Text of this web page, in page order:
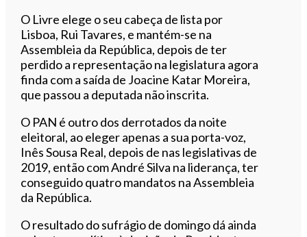
O Livre elege o seu cabeça de lista por
Lisboa, Rui Tavares, e mantém-se na
Assembleia da República, depois de ter
perdido a representação na legislatura agora
finda com a saída de Joacine Katar Moreira,
que passou a deputada não inscrita.
O PAN é outro dos derrotados da noite
eleitoral, ao eleger apenas a sua porta-voz,
Inês Sousa Real, depois de nas legislativas de
2019, então com André Silva na liderança, ter
conseguido quatro mandatos na Assembleia
da República.
O resultado do sufrágio de domingo dá ainda